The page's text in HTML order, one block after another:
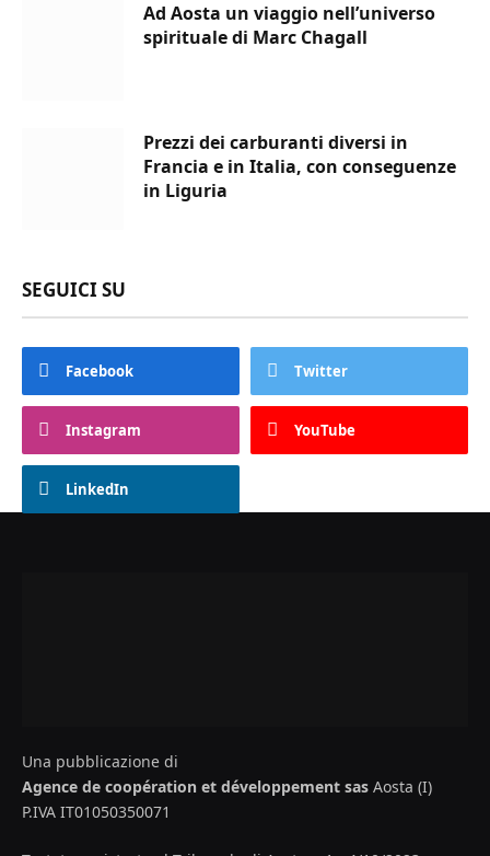
Ad Aosta un viaggio nell’universo
spirituale di Marc Chagall
Prezzi dei carburanti diversi in
Francia e in Italia, con conseguenze
in Liguria
SEGUICI SU
Facebook Twitter
Instagram YouTube
LinkedIn
Una pubblicazione di
Agence de coopération et développement sas Aosta (I)
P.IVA IT01050350071